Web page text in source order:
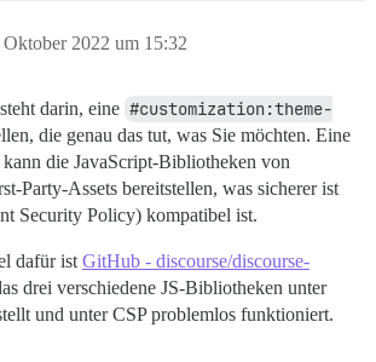
Oktober 2022 um 15:32
darin, eine #customization:theme-
die genau das tut, was Sie möchten. Eine
die JavaScript-Bibliotheken von
Party-Assets bereitstellen, was sicherer ist
Security Policy) kompatibel ist.
dafür ist GitHub - discourse/discourse-
drei verschiedene JS-Bibliotheken unter
und unter CSP problemlos funktioniert.